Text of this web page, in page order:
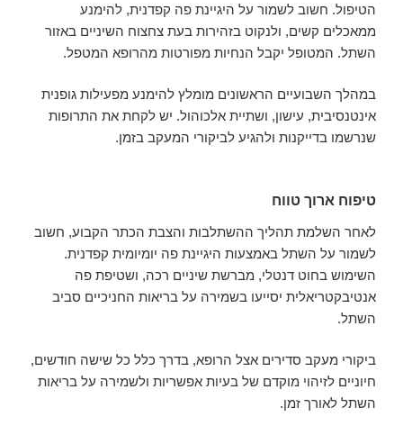
הטיפול. חשוב לשמור על היגיינת פה קפדנית, להימנע
ממאכלים קשים, ולנקוט בזהירות בעת צחצוח השיניים באזור
השתל. המטופל יקבל הנחיות מפורטות מהרופא המטפל.
במהלך השבועיים הראשונים מומלץ להימנע מפעילות גופנית
אינטנסיבית, עישון, ושתיית אלכוהול. יש לקחת את התרופות
שנרשמו בדייקנות ולהגיע לביקורי המעקב בזמן.
טיפוח ארוך טווח
לאחר השלמת תהליך ההשתלבות והצבת הכתר הקבוע, חשוב
לשמור על השתל באמצעות היגיינת פה יומיומית קפדנית.
השימוש בחוט דנטלי, מברשת שיניים רכה, ושטיפת פה
אנטיבקטריאלית יסייעו בשמירה על בריאות החניכיים סביב
השתל.
ביקורי מעקב סדירים אצל הרופא, בדרך כלל כל שישה חודשים,
חיוניים לזיהוי מוקדם של בעיות אפשריות ולשמירה על בריאות
השתל לאורך זמן.